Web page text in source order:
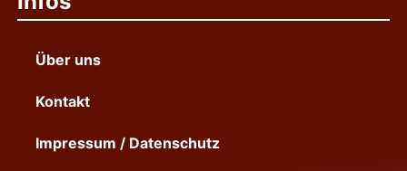
Über uns
Kontakt
Impressum / Datenschutz